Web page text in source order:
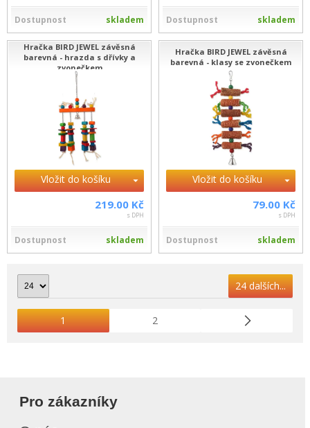
Dostupnost skladem Dostupnost skladem
Hračka BIRD JEWEL závěsná
barevná - hrazda s dřívky a
zvonečkem
Vložit do košíku
219.00 Kč
s DPH
Dostupnost skladem
Hračka BIRD JEWEL závěsná
barevná - klasy se zvonečkem
Vložit do košíku
79.00 Kč
s DPH
Dostupnost skladem
24 dalších...
1 2
Pro zákazníky